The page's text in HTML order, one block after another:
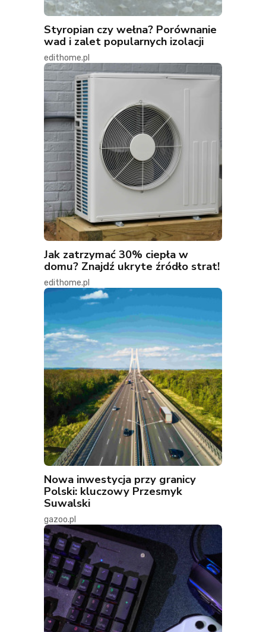
Styropian czy wełna? Porównanie
wad i zalet popularnych izolacji
edithome.pl
Jak zatrzymać 30% ciepła w
domu? Znajdź ukryte źródło strat!
edithome.pl
Nowa inwestycja przy granicy
Polski: kluczowy Przesmyk
Suwalski
gazoo.pl